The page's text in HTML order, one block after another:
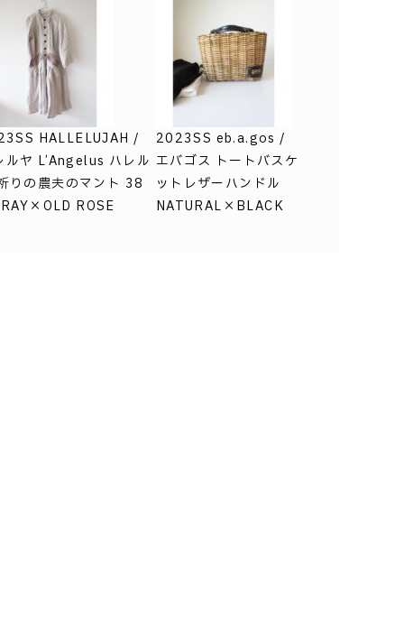
HALLELUJAH /
ルヤ L’Angelus ハレル
りの農夫のマント 38
ROSE
2023SS eb.a.gos /
エバゴス トートバスケ
ットレザーハンドル
NATURAL×BLACK